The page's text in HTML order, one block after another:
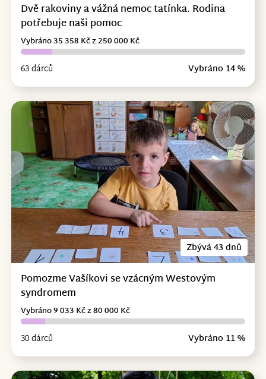
Dvě rakoviny a vážná nemoc tatínka. Rodina
potřebuje naši pomoc
63 dárců Vybráno 14 %
Vybráno 35 358 Kč z 250 000 Kč
Zbývá 43 dnů
Pomozme Vašíkovi se vzácným Westovým
syndromem
30 dárců Vybráno 11 %
Vybráno 9 033 Kč z 80 000 Kč